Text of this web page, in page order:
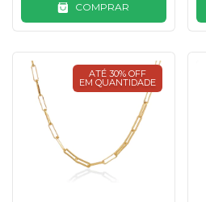
COMPRAR
ATÉ 30% OFF
EM QUANTIDADE